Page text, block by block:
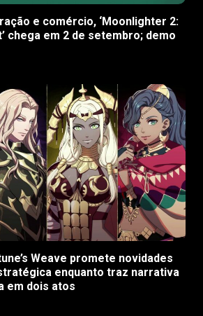
e comércio, ‘Moonlighter 2:
chega em 2 de setembro; demo
Weave promete novidades
enquanto traz narrativa
em dois atos